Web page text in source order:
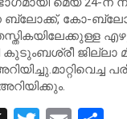
ബ്ലോക്ക്, കോ-
കുടുംബശ്രീ